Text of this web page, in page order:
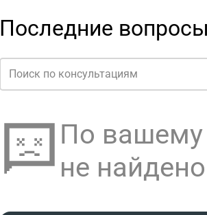
Последние
По вашему
не найдено